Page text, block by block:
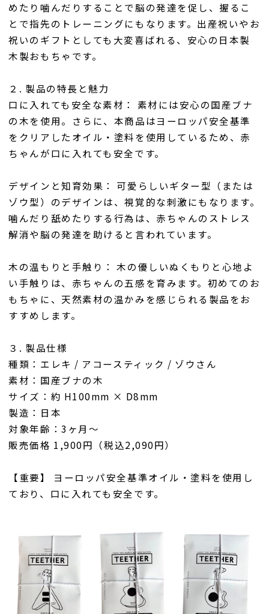
めたり噛んだりすることで脳の発達を促し、握るこ
とで指先のトレーニングにもなります。出産祝いやお
祝いのギフトとしても大変喜ばれる、安心の日本製
木製おもちゃです。
２. 製品の特長と魅力
口に入れても安全な素材： 素材には安心の国産ブナ
の木を使用。さらに、本商品はヨーロッパ安全基準
をクリアしたオイル・塗料を使用しているため、赤
ちゃんが口に入れても安全です。
デザインと知育効果： 可愛らしいギター型（または
ゾウ型）のデザインは、視覚的な刺激にもなります。
噛んだり舐めたりする行為は、赤ちゃんのストレス
解消や脳の発達を助けると言われています。
木の温もりと手触り： 木の優しいぬくもりと心地よ
い手触りは、赤ちゃんの五感を育みます。初めてのお
もちゃに、天然素材の温かみを感じられる製品をお
すすめします。
３. 製品仕様
種類：エレキ / アコースティック / ゾウさん
素材：国産ブナの木
サイズ：約 H100mm × D8mm
製造：日本
対象年齢：3ヶ月～
販売価格 1,900円（税込2,090円）
【重要】 ヨーロッパ安全基準オイル・塗料を使用し
ており、口に入れても安全です。